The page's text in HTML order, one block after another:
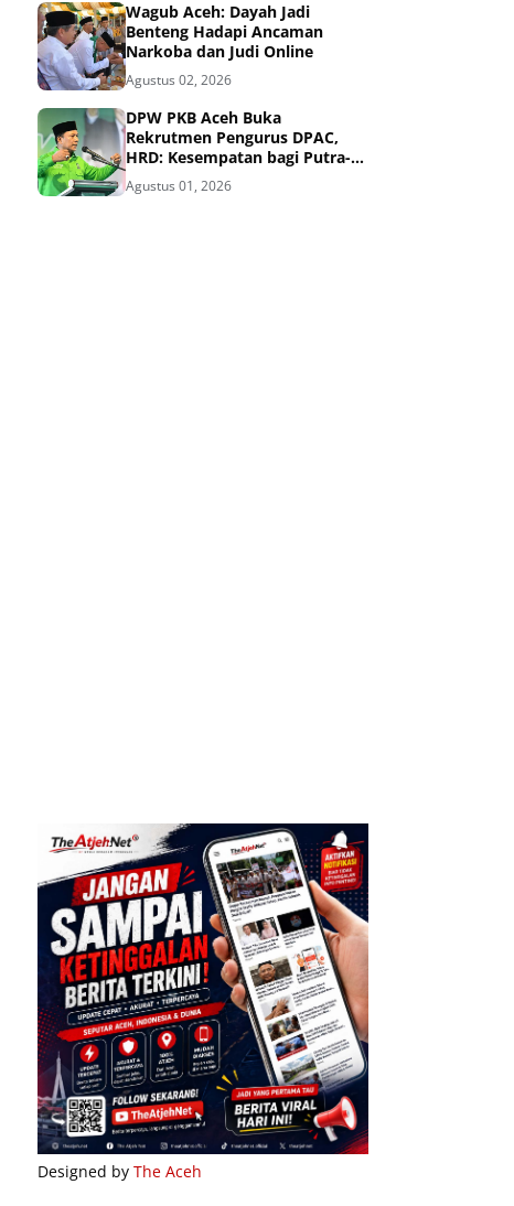
Wagub Aceh: Dayah Jadi
Benteng Hadapi Ancaman
Narkoba dan Judi Online
Agustus 02, 2026
DPW PKB Aceh Buka
Rekrutmen Pengurus DPAC,
HRD: Kesempatan bagi Putra-
Putri Terbaik Aceh
Agustus 01, 2026
Designed by The Aceh